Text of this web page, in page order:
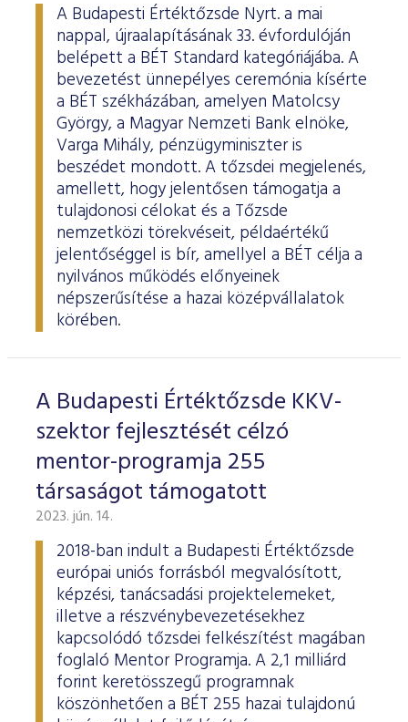
A Budapesti Értéktőzsde Nyrt. a mai
nappal, újraalapításának 33. évfordulóján
belépett a BÉT Standard kategóriájába. A
bevezetést ünnepélyes ceremónia kísérte
a BÉT székházában, amelyen Matolcsy
György, a Magyar Nemzeti Bank elnöke,
Varga Mihály, pénzügyminiszter is
beszédet mondott. A tőzsdei megjelenés,
amellett, hogy jelentősen támogatja a
tulajdonosi célokat és a Tőzsde
nemzetközi törekvéseit, példaértékű
jelentőséggel is bír, amellyel a BÉT célja a
nyilvános működés előnyeinek
népszerűsítése a hazai középvállalatok
körében.
A Budapesti Értéktőzsde KKV-
szektor fejlesztését célzó
mentor-programja 255
társaságot támogatott
2023. jún. 14.
2018-ban indult a Budapesti Értéktőzsde
európai uniós forrásból megvalósított,
képzési, tanácsadási projektelemeket,
illetve a részvénybevezetésekhez
kapcsolódó tőzsdei felkészítést magában
foglaló Mentor Programja. A 2,1 milliárd
forint keretösszegű programnak
köszönhetően a BÉT 255 hazai tulajdonú